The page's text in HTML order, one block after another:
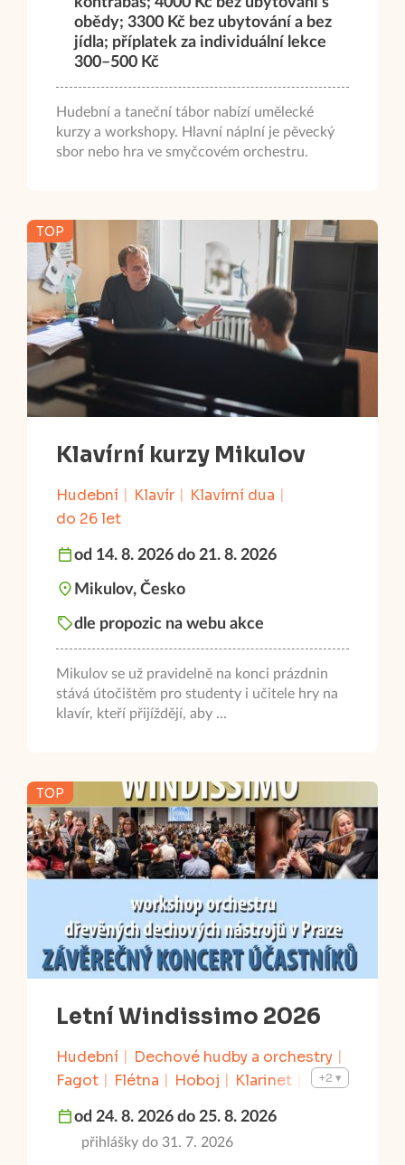
Tvůrčí psaní
od 12 let do 20 let
obědy; 3300 Kč bez ubytování a bez
jídla; příplatek za individuální lekce
300–500 Kč
Hudební a taneční tábor nabízí umělecké
kurzy a workshopy. Hlavní náplní je pěvecký
sbor nebo hra ve smyčcovém orchestru.
TOP
Klavírní kurzy Mikulov
Hudební Klavír
Klavírní dua
do 26 let
od 14. 8. 2026 do 21. 8. 2026
Mikulov, Česko
dle propozic na webu akce
Mikulov se už pravidelně na konci prázdnin
stává útočištěm pro studenty i učitele hry na
klavír, kteří přijíždějí, aby ...
TOP
Letní Windissimo 2026
Hudební
Dechové hudby a orchestry
Fagot
Flétna Hoboj
Klarinet
Komorní hudba
Saxofon
+2
od 24. 8. 2026 do 25. 8. 2026
přihlášky do 31. 7. 2026